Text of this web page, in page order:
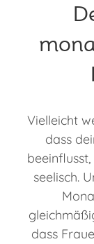
Vielleicht
dass
seelisch.
dass